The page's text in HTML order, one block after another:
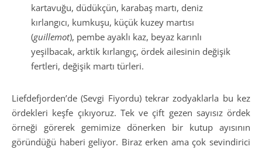
kartavuğu, düdükçün, karabaş martı, deniz
kırlangıcı, kumkuşu, küçük kuzey martısı
(guillemot), pembe ayaklı kaz, beyaz karınlı
yeşilbacak, arktik kırlangıç, ördek ailesinin değişik
fertleri, değişik martı türleri.
Liefdefjorden’de (Sevgi Fiyordu) tekrar zodyaklarla bu kez
ördekleri keşfe çıkıyoruz. Tek ve çift gezen sayısız ördek
örneği görerek gemimize dönerken bir kutup ayısının
göründüğü haberi geliyor. Biraz erken ama çok sevindirici